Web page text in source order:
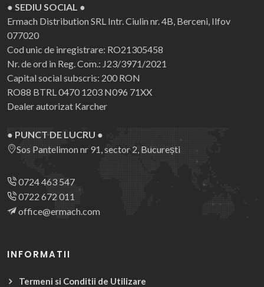
● SEDIU SOCIAL ●
Ermach Distribution SRL Intr. Ciulin nr. 4B, Berceni, Ilfov
077020
Cod unic de inregistrare: RO21305458
Nr. de ord in Reg. Com.: J23/3971/2021
Capital social subscris: 200 RON
RO88 BTRL 0470 1203 N096 71XX
Dealer autorizat Karcher
● PUNCT DE LUCRU ●
Sos Pantelimon nr 91, sector 2, București
0724 463 547
0722 672 011
office@ermach.com
INFORMATII
Termeni si Conditii de Utilizare